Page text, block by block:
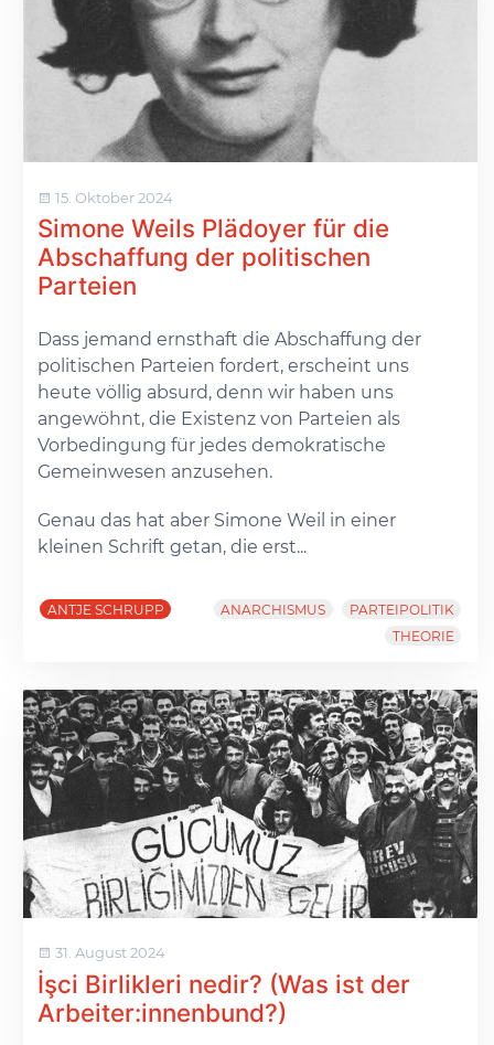
15. Oktober 2024
Simone Weils Plädoyer für die
Abschaffung der politischen
Parteien
Dass jemand ernsthaft die Abschaffung der
politischen Parteien fordert, erscheint uns
heute völlig absurd, denn wir haben uns
angewöhnt, die Existenz von Parteien als
Vorbedingung für jedes demokratische
Gemeinwesen anzusehen.
Genau das hat aber Simone Weil in einer
kleinen Schrift getan, die erst...
ANTJE SCHRUPP ANARCHISMUS
PARTEIPOLITIK
THEORIE
31. August 2024
İşci Birlikleri nedir? (Was ist der
Arbeiter:innenbund?)